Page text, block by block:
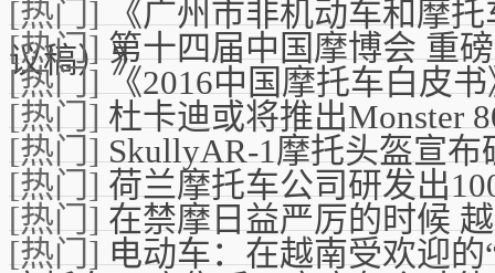
[热门]《广州市非机动车和摩
议稿）》
[热门]第十四届中国摩博会 重
[热门]《2016中国摩托车白皮
[热门]杜卡迪或将推出Monster
[热门]SkullyAR-1摩托头盔宣布
[热门]荷兰摩托车公司研发出
[热门]在禁摩日益严厉的时候
[热门]电动车：在越南受欢迎的